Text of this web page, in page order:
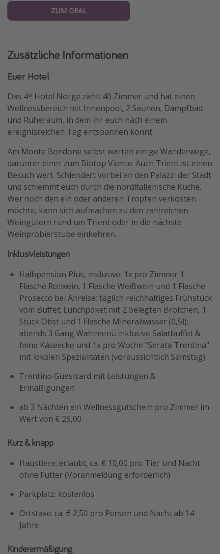
ZUM DEAL
Zusätzliche Informationen
Euer Hotel
Das 4* Hotel Norge zählt 40 Zimmer und hat einen
Wellnessbereich mit Innenpool, 2 Saunen, Dampfbad
und Ruheraum, in dem ihr euch nach einem
ereignisreichen Tag entspannen könnt.
Am Monte Bondone selbst warten einige Wanderwege,
darunter einer zum Biotop Vionte. Auch Trient ist einen
Besuch wert. Schlendert vorbei an den Palazzi der Stadt
und schlemmt euch durch die norditalienische Küche.
Wer noch den ein oder anderen Tropfen verkosten
möchte, kann sich aufmachen zu den zahlreichen
Weingütern rund um Trient oder in die nächste
Weinprobierstube einkehren.
Inklusivleistungen
Halbpension Plus, inklusive: 1x pro Zimmer 1
Flasche Rotwein, 1 Flasche Weißwein und 1 Flasche
Prosecco bei Anreise; täglich reichhaltiges Frühstück
vom Buffet; Lunchpaket mit 2 belegten Brötchen, 1
Stück Obst und 1 Flasche Mineralwasser (0,5l);
abends 3 Gang Wahlmenü inklusive Salatbuffet &
feine Käseecke und 1x pro Woche "Serata Trentina"
mit lokalen Spezialitäten (voraussichtlich Samstag)
Trentino Guestcard mit Leistungen &
Ermäßigungen
ab 3 Nächten ein Wellnessgutschein pro Zimmer im
Wert von € 25,00
Kurz & knapp
Haustiere: erlaubt, ca. € 10,00 pro Tier und Nacht
ohne Futter (Voranmeldung erforderlich)
Parkplatz: kostenlos
Ortstaxe: ca. € 2,50 pro Person und Nacht ab 14
Jahre
Kinderermäßigung